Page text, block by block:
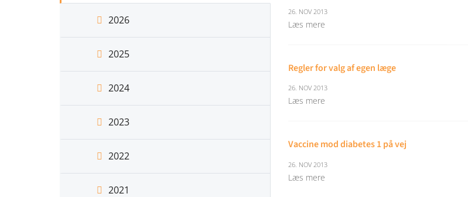
2026
2025
2024
2023
2022
2021
26. NOV 2013
Læs mere
Regler for valg af egen læge
26. NOV 2013
Læs mere
Vaccine mod diabetes 1 på vej
26. NOV 2013
Læs mere